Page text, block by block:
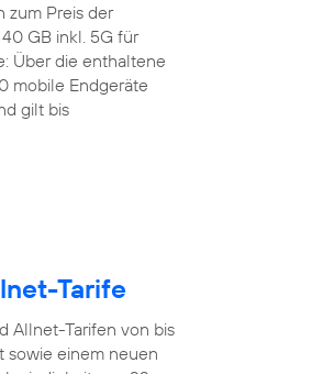
zum Preis der
GB inkl. 5G für
Über die enthaltene
mobile Endgeräte
gilt bis
Tarife
Allnet-Tarifen von bis
sowie einem neuen